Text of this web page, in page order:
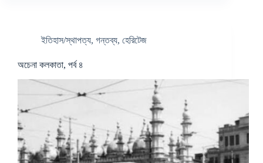
ইতিহাস/স্থাপত্য, গন্তব্য, হেরিটেজ
অচেনা কলকাতা, পর্ব ৪